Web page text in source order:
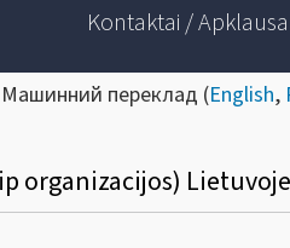
Kontaktai / Apklausa
переклад (English,